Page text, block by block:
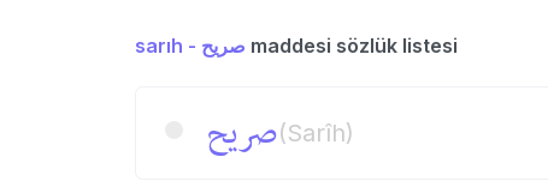
sarıh - صریح maddesi sözlük listesi
صریح(Sarîh)